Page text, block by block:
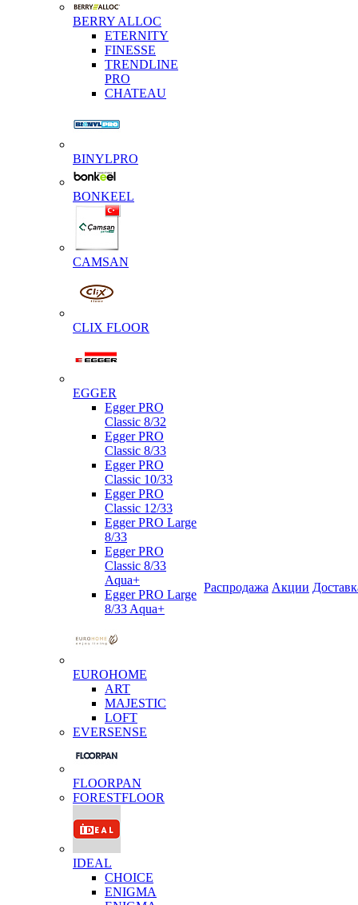
BERRY ALLOC
ETERNITY
FINESSE
TRENDLINE
PRO
CHATEAU
BINYLPRO
BONKEEL
CAMSAN
CLIX FLOOR
EGGER
Egger PRO
Classic 8/32
Egger PRO
Classic 8/33
Egger PRO
Classic 10/33
Egger PRO
Classic 12/33
Egger PRO Large
8/33
Egger PRO
Classic 8/33
Aqua+
Egger PRO Large
8/33 Aqua+
EUROHOME
ART
MAJESTIC
LOFT
EVERSENSE
FLOORPAN
FORESTFLOOR
IDEAL
CHOICE
ENIGMA
Распродажа Акции